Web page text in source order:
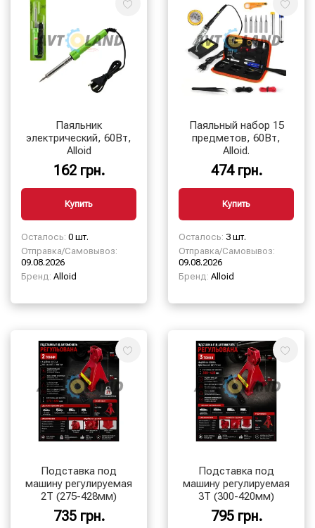
Паяльник
электрический, 60Вт,
Alloid
162 грн.
Купить
Осталось: 0 шт.
Отправка/Самовывоз:
09.08.2026
Бренд: Alloid
Паяльный набор 15
предметов, 60Вт,
Alloid.
474 грн.
Купить
Осталось: 3 шт.
Отправка/Самовывоз:
09.08.2026
Бренд: Alloid
Подставка под
машину регулируемая
2Т (275-428мм)
735 грн.
Подставка под
машину регулируемая
3Т (300-420мм)
795 грн.